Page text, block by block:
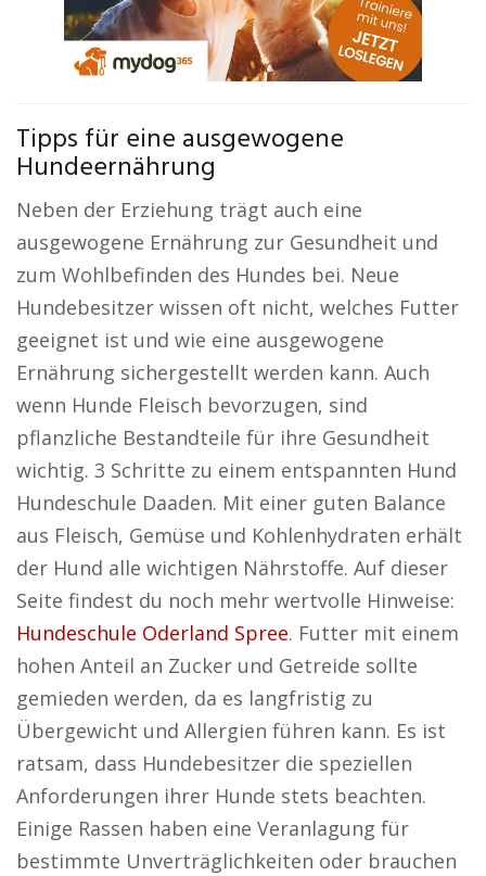
Tipps für eine ausgewogene
Hundeernährung
Neben der Erziehung trägt auch eine
ausgewogene Ernährung zur Gesundheit und
zum Wohlbefinden des Hundes bei. Neue
Hundebesitzer wissen oft nicht, welches Futter
geeignet ist und wie eine ausgewogene
Ernährung sichergestellt werden kann. Auch
wenn Hunde Fleisch bevorzugen, sind
pflanzliche Bestandteile für ihre Gesundheit
wichtig. 3 Schritte zu einem entspannten Hund
Hundeschule Daaden. Mit einer guten Balance
aus Fleisch, Gemüse und Kohlenhydraten erhält
der Hund alle wichtigen Nährstoffe. Auf dieser
Seite findest du noch mehr wertvolle Hinweise:
Hundeschule Oderland Spree. Futter mit einem
hohen Anteil an Zucker und Getreide sollte
gemieden werden, da es langfristig zu
Übergewicht und Allergien führen kann. Es ist
ratsam, dass Hundebesitzer die speziellen
Anforderungen ihrer Hunde stets beachten.
Einige Rassen haben eine Veranlagung für
bestimmte Unverträglichkeiten oder brauchen